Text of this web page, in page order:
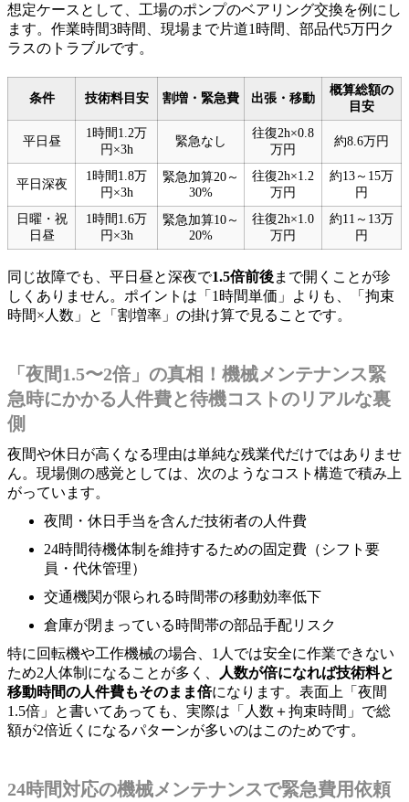
想定ケースとして、工場のポンプのベアリング交換を例にし
ます。作業時間3時間、現場まで片道1時間、部品代5万円ク
ラスのトラブルです。
条件 技術料目安 割増・緊急費 出張・移動
概算総額の
目安
平日昼
1時間1.2万
円×3h
緊急なし
往復2h×0.8
万円
約8.6万円
平日深夜
1時間1.8万
円×3h
緊急加算20～
30%
往復2h×1.2
万円
約13～15万
円
日曜・祝
日昼
1時間1.6万
円×3h
緊急加算10～
20%
往復2h×1.0
万円
約11～13万
円
同じ故障でも、平日昼と深夜で1.5倍前後まで開くことが珍
しくありません。ポイントは「1時間単価」よりも、「拘束
時間×人数」と「割増率」の掛け算で見ることです。
「夜間1.5〜2倍」の真相！機械メンテナンス緊
急時にかかる人件費と待機コストのリアルな裏
側
夜間や休日が高くなる理由は単純な残業代だけではありませ
ん。現場側の感覚としては、次のようなコスト構造で積み上
がっています。
夜間・休日手当を含んだ技術者の人件費
24時間待機体制を維持するための固定費（シフト要
員・代休管理）
交通機関が限られる時間帯の移動効率低下
倉庫が閉まっている時間帯の部品手配リスク
特に回転機や工作機械の場合、1人では安全に作業できない
ため2人体制になることが多く、
人数が倍になれば技術料と
移動時間の人件費もそのまま倍になります。表面上「夜間
1.5倍」と書いてあっても、実際は「人数＋拘束時間」で総
額が2倍近くになるパターンが多いのはこのためです。
24時間対応の機械メンテナンスで緊急費用依頼